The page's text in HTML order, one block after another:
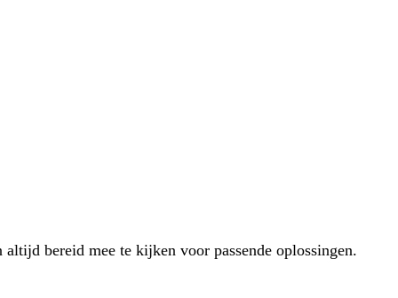
bereid mee te kijken voor passende oplossingen.